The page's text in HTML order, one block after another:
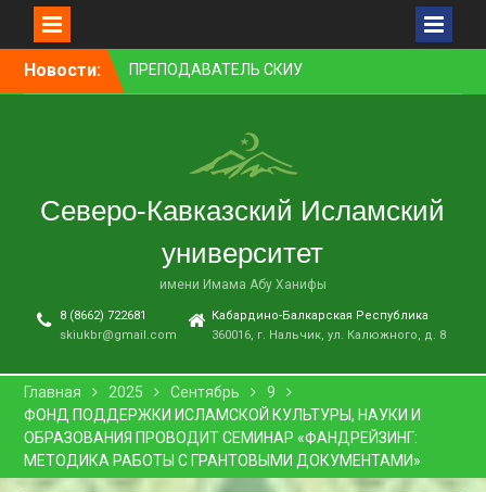
Перейти
Новости:
ПРЕПОДАВАТЕЛЬ СКИУ
ЗАНЯЛ ПЕРВОЕ МЕСТО В
НАУЧНАЯ СТАТЬЯ»
В НАЛЬЧИКЕ СОСТОЯЛСЯ
ПРЕМЬЕРНЫЙ ПОКАЗ
ФИЛЬМА «ОДИН ДЕНЬ
В СКИУ ПРОШЛИ
В АДМИНИСТРАЦИИ Г. О.
НАЛЬЧИК ПРОШЛО
ВОПРОСАМ
МЕЖНАЦИОНАЛЬНЫХ И
МЕЖКОНФЕССИОНАЛЬНЫХ
ОТНОШЕНИЙ
Северо-Кавказский Исламский
университет
имени Имама Абу Ханифы
8 (8662) 722681
skiukbr@gmail.com
Кабардино-Балкарская Республика
360016, г. Нальчик, ул. Калюжного, д. 8
Главная 2025 Сентябрь
9
ФОНД ПОДДЕРЖКИ ИСЛАМСКОЙ КУЛЬТУРЫ, НАУКИ И
ОБРАЗОВАНИЯ ПРОВОДИТ СЕМИНАР «ФАНДРЕЙЗИНГ:
МЕТОДИКА РАБОТЫ С ГРАНТОВЫМИ ДОКУМЕНТАМИ»